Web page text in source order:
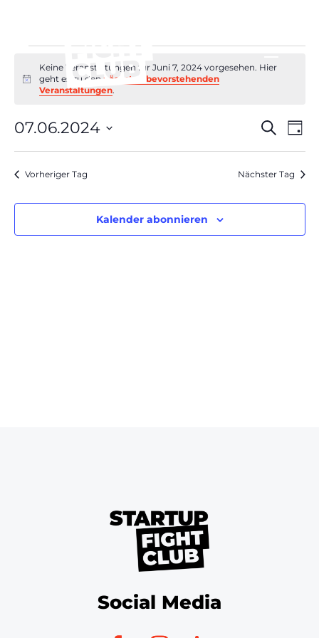
Veranstaltungen
für
Juni
7,
2024
Hinweis
Keine Veranstaltungen für Juni 7, 2024 vorgesehen. Hier
geht es zu den nächsten bevorstehenden
Veranstaltungen.
Suche
SucheTag
07.06.2024
Vorheriger Tag Nächster Tag
Kalender abonnieren
Social Media